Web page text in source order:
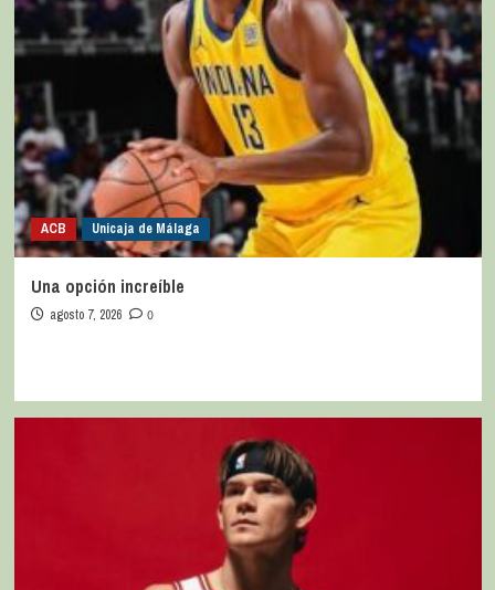
ACB Unicaja de Málaga
Una opción increíble
agosto 7, 2026 0